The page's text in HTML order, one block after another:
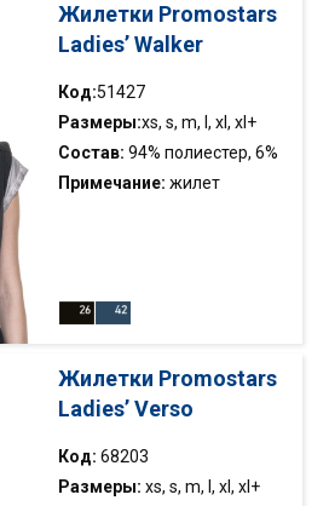
две кармана
Жилетки Promostars
Ladies’ Walker
Код:51427
Размеры:xs, s, m, l, xl, xl+
Состав: 94% полиестер, 6%
эластан
Примечание: жилет
кармана и карман на груди
3000 g/м²/24h.
Жилетки Promostars
Ladies’ Verso
Код: 68203
Размеры: xs, s, m, l, xl, xl+